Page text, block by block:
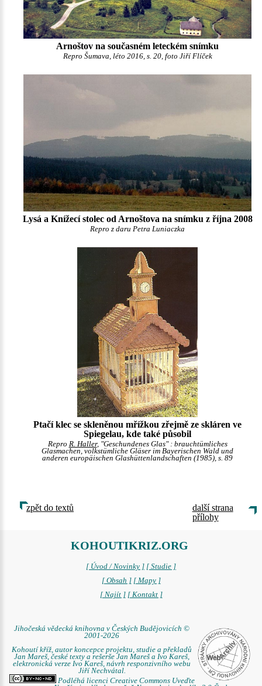
Arnoštov na současném leteckém snímku
Repro Šumava, léto 2016, s. 20, foto Jiří Flíček
Lysá a Knížecí stolec od Arnoštova na snímku z října 2008
Repro z daru Petra Luniaczka
Ptačí klec se skleněnou mřížkou zřejmě ze skláren ve
Spiegelau, kde také působil
Repro R. Haller, "Geschundenes Glas" : brauchtümliches
Glasmachen, volkstümliche Gläser im Bayerischen Wald und
anderen europäischen Glashüttenlandschaften (1985), s. 89
zpět do textů
další strana
přílohy
KOHOUTIKRIZ.ORG
[ Úvod / Novinky ] [ Studie ]
[ Obsah ] [ Mapy ]
[ Najít ] [ Kontakt ]
Jihočeská vědecká knihovna v Českých Budějovicích ©
2001-2026
Kohoutí kříž, autor koncepce projektu, studie a překladů
Jan Mareš, české texty a rešerše Jan Mareš a Ivo Kareš,
elektronická verze Ivo Kareš, návrh responzivního webu
Jiří Nechvátal.
Podléhá licenci Creative Commons Uveďte